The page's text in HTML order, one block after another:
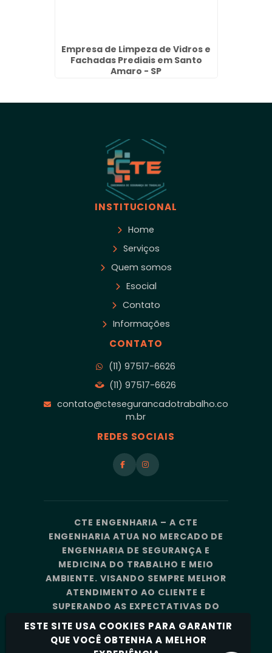
Empresa de Limpeza de Vidros e
Fachadas Prediais em Santo
Amaro - SP
INSTITUCIONAL
Home
Serviços
Quem somos
Esocial
Contato
Informações
CONTATO
(11) 97517-6626
(11) 97517-6626
contato@ctesegurancadotrabalho.co
m.br
REDES SOCIAIS
CTE ENGENHARIA – A CTE
ENGENHARIA ATUA NO MERCADO DE
ENGENHARIA DE SEGURANÇA E
MEDICINA DO TRABALHO E MEIO
AMBIENTE. VISANDO SEMPRE MELHOR
ATENDIMENTO AO CLIENTE E
SUPERANDO AS EXPECTATIVAS DO
MERCADO, A CTE ENGENHARIA
CONTA COM UMA EQUIPE DE
PROFISSIONAIS ALTAMENTE
ESTE SITE USA COOKIES PARA GARANTIR
QUE VOCÊ OBTENHA A MELHOR